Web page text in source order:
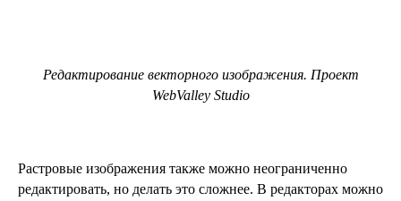
Редактирование векторного изображения. Проект
WebValley Studio
Растровые изображения также можно неограниченно
редактировать, но делать это сложнее. В редакторах можно